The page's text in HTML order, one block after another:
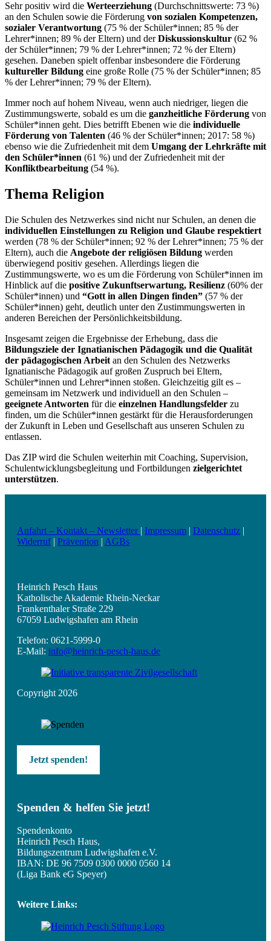
Sehr positiv wird die Werteerziehung (Durchschnittswerte: 73 %)
an den Schulen sowie die Förderung von sozialen Kompetenzen,
sozialer Verantwortung (75 % der Schüler*innen; 85 % der
Lehrer*innen; 89 % der Eltern) und derDiskussionskultur (62 %
der Schüler*innen; 79 % der Lehrer*innen; 72 % der Eltern)
gesehen. Daneben spielt offenbar insbesondere die Förderung
kultureller Bildung eine große Rolle (75 % der Schüler*innen; 85
% der Lehrer*innen; 79 % der Eltern).
Immer noch auf hohem Niveau, wenn auch niedriger, liegen die
Zustimmungswerte, sobald es um die ganzheitliche Förderung von
Schüler*innen geht. Dies betrifft Ebenen wie die individuelle
Förderung von Talenten (46 % der Schüler*innen; 2017: 58 %)
ebenso wie die Zufriedenheit mit dem Umgang der Lehrkräfte mit
den Schüler*innen (61 %) und der Zufriedenheit mit der
Konfliktbearbeitung (54 %).
Thema Religion
Die Schulen des Netzwerkes sind nicht nur Schulen, an denen die
individuellen Einstellungen zu Religion und Glaube respektiert
werden (78 % der Schüler*innen; 92 % der Lehrer*innen; 75 % der
Eltern), auch die Angebote der religiösen Bildung werden
überwiegend positiv gesehen. Allerdings liegen die
Zustimmungswerte, wo es um die Förderung von Schüler*innen im
Hinblick auf die positive Zukunftserwartung, Resilienz (60% der
Schüler*innen) und “Gott in allen Dingen finden” (57 % der
Schüler*innen) geht, deutlich unter den Zustimmungswerten in
anderen Bereichen der Persönlichkeitsbildung.
Insgesamt zeigen die Ergebnisse der Erhebung, dass die
Bildungsziele der Ignatianischen Pädagogik und die Qualität
der pädagogischen Arbeit an den Schulen des Netzwerks
Ignatianische Pädagogik auf großen Zuspruch bei Eltern,
Schüler*innen und Lehrer*innen stoßen. Gleichzeitig gilt es –
gemeinsam im Netzwerk und individuell an den Schulen –
geeignete Antworten für die einzelnen Handlungsfelder zu
finden, um die Schüler*innen gestärkt für die Herausforderungen
der Zukunft in Leben und Gesellschaft aus unseren Schulen zu
entlassen.
Das ZIP wird die Schulen weiterhin mit Coaching, Supervision,
Schulentwicklungsbegleitung und Fortbildungen zielgerichtet
unterstützen.
Anfahrt – Kontakt – Newsletter | Impressum | Datenschutz |
Widerruf| Prävention | AGBs
Heinrich Pesch Haus
Katholische Akademie Rhein-Neckar
Frankenthaler Straße 229
67059 Ludwigshafen am Rhein
Telefon: 0621-5999-0
E-Mail: info@heinrich-pesch-haus.de
Copyright 2026
Jetzt spenden!
Spenden & helfen Sie jetzt!
Spendenkonto
Heinrich Pesch Haus,
Bildungszentrum Ludwigshafen e.V.
IBAN: DE 96 7509 0300 0000 0560 14
(Liga Bank eG Speyer)
Weitere Links: